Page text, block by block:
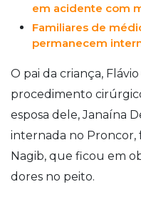
em acidente com
Familiares de
permanecem
O pai da criança,
procedimento
esposa dele, Janaína
internada no Proncor,
Nagib, que ficou em
dores no peito.